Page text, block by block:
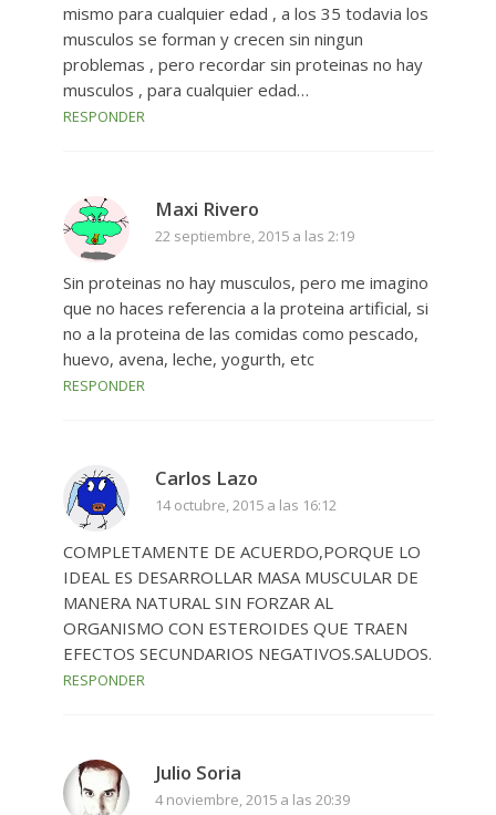
mismo para cualquier edad , a los 35 todavia los
musculos se forman y crecen sin ningun
problemas , pero recordar sin proteinas no hay
musculos , para cualquier edad…
RESPONDER
Maxi Rivero
22 septiembre, 2015 a las 2:19
Sin proteinas no hay musculos, pero me imagino
que no haces referencia a la proteina artificial, si
no a la proteina de las comidas como pescado,
huevo, avena, leche, yogurth, etc
RESPONDER
Carlos Lazo
14 octubre, 2015 a las 16:12
COMPLETAMENTE DE ACUERDO,PORQUE LO
IDEAL ES DESARROLLAR MASA MUSCULAR DE
MANERA NATURAL SIN FORZAR AL
ORGANISMO CON ESTEROIDES QUE TRAEN
EFECTOS SECUNDARIOS NEGATIVOS.SALUDOS.
RESPONDER
Julio Soria
4 noviembre, 2015 a las 20:39